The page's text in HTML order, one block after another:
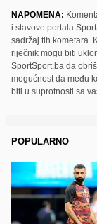
NAPOMENA:
i stavove portala
sadržaj tih kometara.
riječnik mogu biti
SportSport.ba da
mogućnost da među
biti u suprotnosti sa
POPULARNO